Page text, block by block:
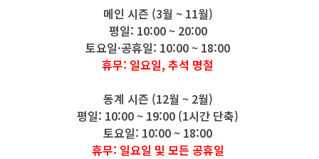
메인 시즌 (3월 ~ 11월)
평일: 10:00 ~ 20:00
토요일·공휴일: 10:00 ~ 18:00
휴무: 일요일, 추석 명절
동계 시즌 (12월 ~ 2월)
평일: 10:00 ~ 19:00 (1시간 단축)
토요일: 10:00 ~ 18:00
휴무: 일요일 및 모든 공휴일